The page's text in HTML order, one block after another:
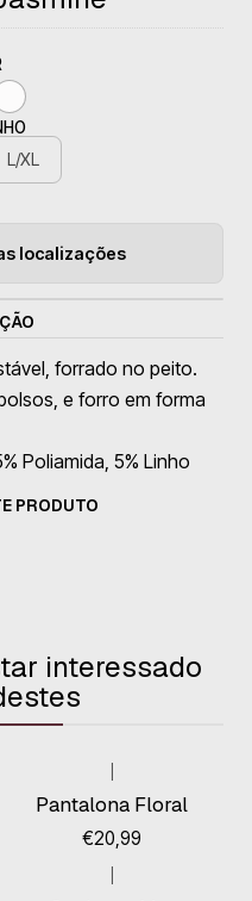
L/XL
localizações
forrado no peito.
e forro em forma
Poliamida, 5% Linho
PRODUTO
interessado
Pantalona Floral
€20,99